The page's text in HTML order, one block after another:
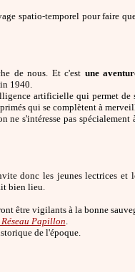
spatio-temporel pour faire
de nous. Et c'est une
1940.
artificielle qui permet de
qui se complètent à
ne s'intéresse pas
donc les jeunes lectrices et
bien lieu.
être vigilants à la bonne
Papillon.
de l'époque.